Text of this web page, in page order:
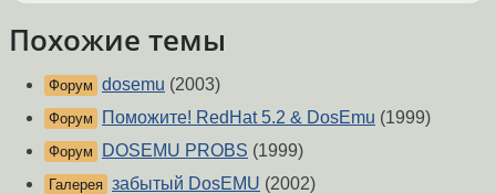
Похожие темы
Форум dosemu (2003)
Форум Поможите! RedHat 5.2 & DosEmu (1999)
Форум DOSEMU PROBS (1999)
Галерея забытый DosEMU (2002)